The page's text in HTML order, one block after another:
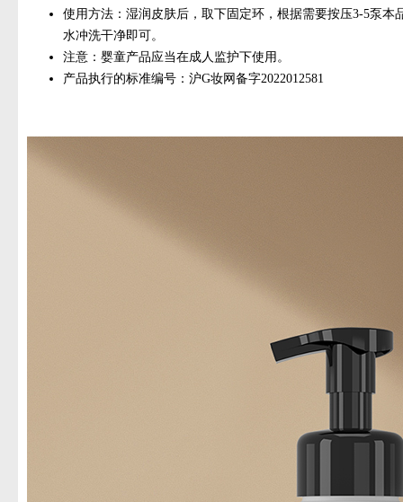
使用方法：湿润皮肤后，取下固定环，根据需要按压3-5泵
水冲洗干净即可。
注意：婴童产品应当在成人监护下使用。
产品执行的标准编号：沪G妆网备字2022012581